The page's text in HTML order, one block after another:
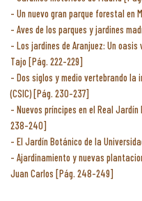
Un nuevo gran parque forestal en
Aves de los parques y jardines
Los jardines de Aranjuez: Un
Tajo [Pág. 222-229]
Dos siglos y medio vertebrando
(CSIC) [Pág. 230-237]
Nuevos príncipes en el Real
238-240]
El Jardín Botánico de la
Ajardinamiento y nuevas
Juan Carlos [Pág. 248-249]